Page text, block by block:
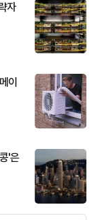
자
이
'은